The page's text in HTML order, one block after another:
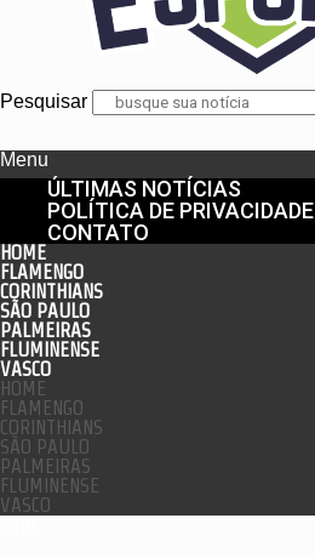
Pesquisar
Menu
ÚLTIMAS NOTÍCIAS
POLÍTICA DE PRIVACIDADE
CONTATO
HOME
FLAMENGO
CORINTHIANS
SÃO PAULO
PALMEIRAS
FLUMINENSE
VASCO
HOME
FLAMENGO
CORINTHIANS
SÃO PAULO
PALMEIRAS
FLUMINENSE
VASCO